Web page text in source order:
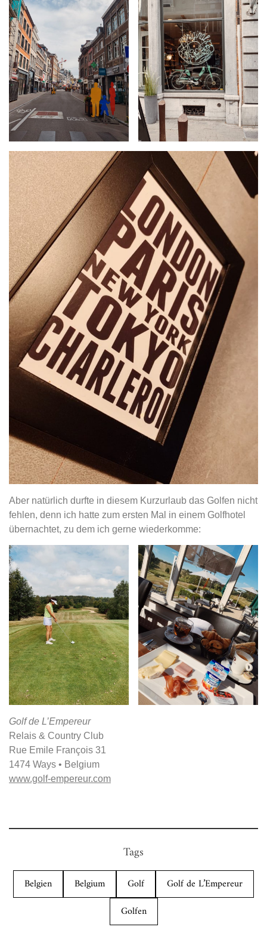
Aber natürlich durfte in diesem Kurzurlaub das Golfen nicht
fehlen, denn ich hatte zum ersten Mal in einem Golfhotel
übernachtet, zu dem ich gerne wiederkomme:
Golf de L’Empereur
Relais & Country Club
Rue Emile François 31
1474 Ways • Belgium
www.golf-empereur.com
Tags
Belgien Belgium Golf
Golf de L’Empereur
Golfen